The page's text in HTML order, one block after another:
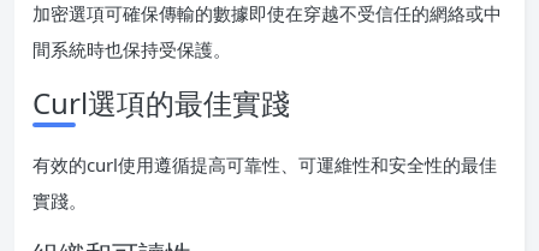
加密選項可確保傳輸的數據即使在穿越不受信任的網絡或中
間系統時也保持受保護。
Curl選項的最佳實踐
有效的curl使用遵循提高可靠性、可運維性和安全性的最佳
實踐。